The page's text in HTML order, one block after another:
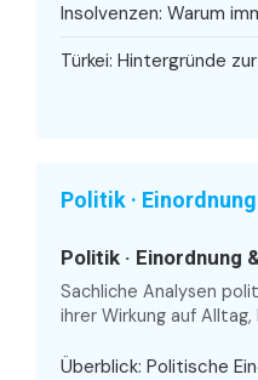
Insolvenzen: Warum
Türkei: Hintergründe
Politik ·
Politik · Einordnung
Sachliche Analysen
ihrer Wirkung auf
Überblick: Politische